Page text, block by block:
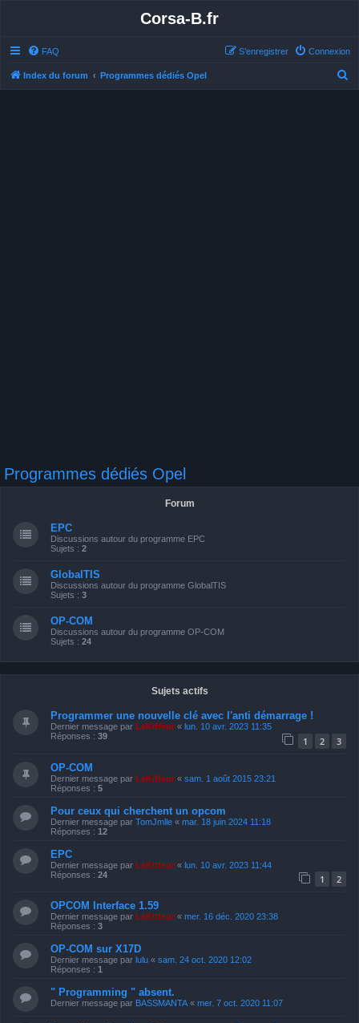
Corsa-B.fr
FAQ Connexion
S’enregistrer
Index du forum Programmes dédiés Opel
Programmes dédiés Opel
Forum
EPC
Discussions autour du programme EPC
Sujets : 2
GlobalTIS
Discussions autour du programme GlobalTIS
Sujets : 3
OP-COM
Discussions autour du programme OP-COM
Sujets : 24
Sujets actifs
Programmer une nouvelle clé avec l'anti démarrage !
Dernier message par LeKiffeur « lun. 10 avr. 2023 11:35
Réponses : 39 1 2 3
OP-COM
Dernier message par LeKiffeur « sam. 1 août 2015 23:21
Réponses : 5
Pour ceux qui cherchent un opcom
Dernier message par TomJmlle « mar. 18 juin 2024 11:18
Réponses : 12
EPC
Dernier message par LeKiffeur « lun. 10 avr. 2023 11:44
Réponses : 24 1 2
OPCOM Interface 1.59
Dernier message par LeKiffeur « mer. 16 déc. 2020 23:38
Réponses : 3
OP-COM sur X17D
Dernier message par lulu « sam. 24 oct. 2020 12:02
Réponses : 1
" Programming " absent.
Dernier message par BASSMANTA « mer. 7 oct. 2020 11:07